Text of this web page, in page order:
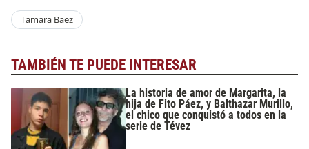
Tamara Baez
TAMBIÉN TE PUEDE INTERESAR
La historia de amor de Margarita, la
hija de Fito Páez, y Balthazar Murillo,
el chico que conquistó a todos en la
serie de Tévez